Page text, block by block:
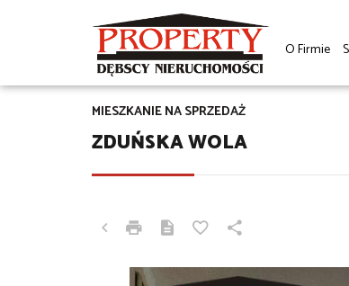
O Firmie
ZDUŃSKA WOLA
MIESZKANIE NA SPRZEDAŻ